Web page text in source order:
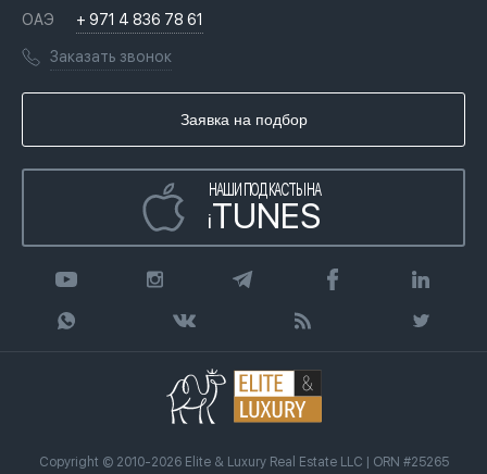
Переезд в Дубай, ОАЭ
Гражданство ОАЭ
Вопросы и ответы
Книги
Инфографика
Лицензии
Агентство недвижимости
ОАЭ + 971 4 836 78 61
Заказать звонок
Заявка на подбор
НАШИ ПОДКАСТЫ НА
iTUNES
Copyright © 2010-2026 Elite & Luxury Real Estate LLC | ORN #25265